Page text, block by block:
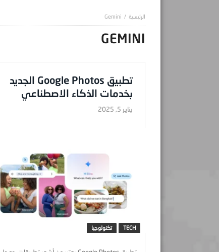
Gemini
GEMINI
تطبيق Google Photos الجديد
بخدمات الذكاء الاصطناعي
يناير 5, 2025
TECH تكنولوجيا